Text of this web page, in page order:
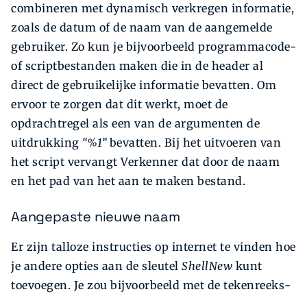
combineren met dynamisch verkregen informatie,
zoals de datum of de naam van de aangemelde
gebruiker. Zo kun je bijvoorbeeld programmacode-
of scriptbestanden maken die in de header al
direct de gebruikelijke informatie bevatten. Om
ervoor te zorgen dat dit werkt, moet de
opdrachtregel als een van de argumenten de
uitdrukking “%1”bevatten. Bij het uitvoeren van
het script vervangt Verkenner dat door de naam
en het pad van het aan te maken bestand.
Aangepaste nieuwe naam
Er zijn talloze instructies op internet te vinden hoe
je andere opties aan de sleutel ShellNew kunt
toevoegen. Je zou bijvoorbeeld met de tekenreeks­